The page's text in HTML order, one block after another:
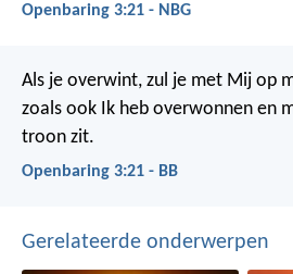
Openbaring 3:21 - NBG
Als je overwint, zul je met Mij op
zoals ook Ik heb overwonnen en
troon zit.
Openbaring 3:21 - BB
Gerelateerde onderwerpen